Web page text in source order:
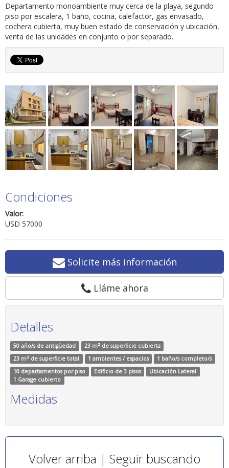
Departamento monoambiente muy cerca de la playa, segundo
piso por escalera, 1 baño, cocina, calefactor, gas envasado,
cochera cubierta, muy buen estado de conservación y ubicación,
venta de las unidades en conjunto o por separado.
Condiciones
Valor:
USD 57000
Solicite más información
Lláme ahora
Detalles
50 año/s de antigüedad
23 m² de superficie cubierta
23 m² de superficie total
1 ambientes / espacios
1 baño/s completo/s
10 departamentos por piso
Edificio de 3 pisos
Ubicación Lateral
1 Garage cubierto
Medidas
Volver arriba | Seguir buscando